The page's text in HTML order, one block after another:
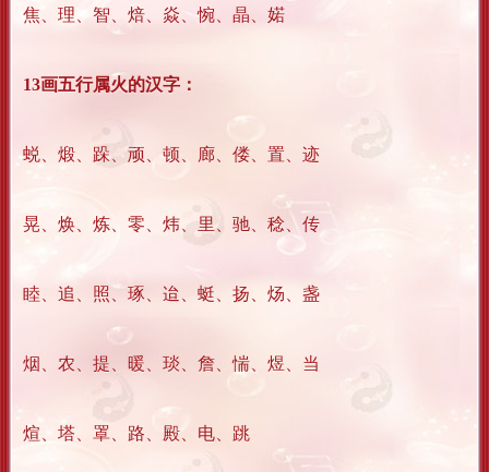
焦、理、智、焙、焱、惋、晶、婼
13画五行属火的汉字：
蜕、煅、跺、顽、顿、廊、偻、置、迹
晃、焕、炼、零、炜、里、驰、稔、传
睦、追、照、琢、迨、蜓、扬、炀、盏
烟、农、提、暖、琰、詹、惴、煜、当
煊、塔、罩、路、殿、电、跳